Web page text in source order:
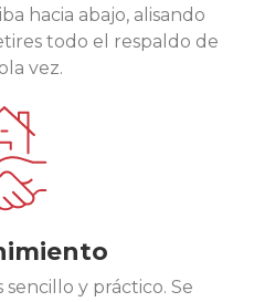
hacia abajo, alisando
todo el respaldo de
vez.
y práctico. Se